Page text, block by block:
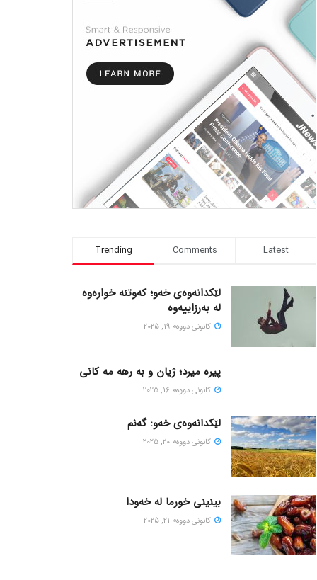
Trending Comments Latest
لێکدانەوەی خەو؛ کەوتنە خوارەوە
لە بەرزاییەوە
كانونی دووه‌م 19, 2025
پیره میرد؛ ژیان و به رهه مه کانی
كانونی دووه‌م 16, 2025
لێکدانەوەی خەو: گەنم
كانونی دووه‌م 20, 2025
بینینی خورما لە خەودا
كانونی دووه‌م 21, 2025